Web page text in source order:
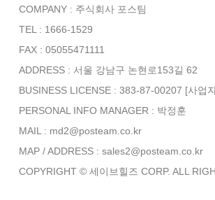
COMPANY : 주식회사 포스팀
TEL : 1666-1529
FAX : 05055471111
ADDRESS : 서울 강남구 논현로153길 62
BUSINESS LICENSE : 383-87-00207 [사업
PERSONAL INFO MANAGER : 박정훈
MAIL : md2@posteam.co.kr
MAP / ADDRESS : sales2@posteam.co.kr
COPYRIGHT © 세이브힐즈 CORP. ALL